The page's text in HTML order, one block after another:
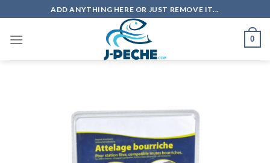
to
content
ADD ANYTHING HERE OR JUST REMOVE IT...
0